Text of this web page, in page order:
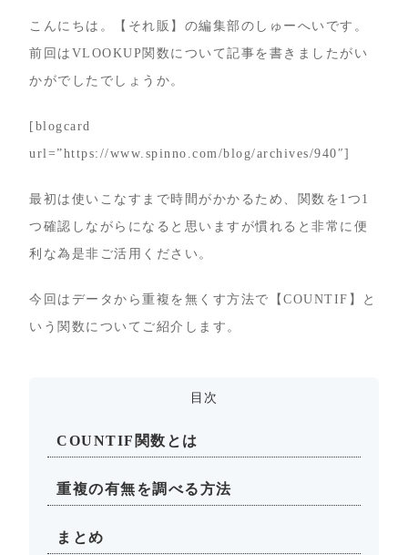
こんにちは。【それ販】の編集部のしゅーへいです。
前回はVLOOKUP関数について記事を書きましたがい
かがでしたでしょうか。
[blogcard
url=”https://www.spinno.com/blog/archives/940″]
最初は使いこなすまで時間がかかるため、関数を1つ1
つ確認しながらになると思いますが慣れると非常に便
利な為是非ご活用ください。
今回はデータから重複を無くす方法で【COUNTIF】と
いう関数についてご紹介します。
目次
COUNTIF関数とは
重複の有無を調べる方法
まとめ